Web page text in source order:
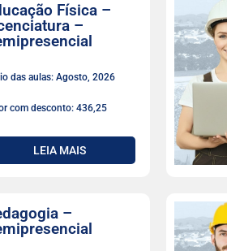
Física –
–
das aulas: Agosto, 2026
com desconto: 436,25
LEIA MAIS
–